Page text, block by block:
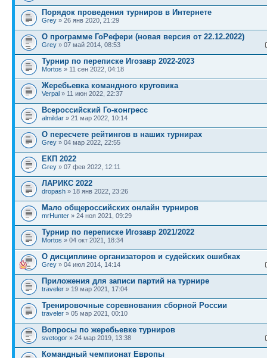
Порядок проведения турниров в Интернете
Grey » 26 янв 2020, 21:29
О программе ГоРефери (новая версия от 22.12.2022)
Grey » 07 май 2014, 08:53
Турнир по переписке Игозавр 2022-2023
Mortos » 11 сен 2022, 04:18
Жеребьевка командного круговика
Verpal » 11 июн 2022, 22:37
Всероссийский Го-конгресс
almildar » 21 мар 2022, 10:14
О пересчете рейтингов в наших турнирах
Grey » 04 мар 2022, 22:55
ЕКП 2022
Grey » 07 фев 2022, 12:11
ЛАРИКС 2022
dropash » 18 янв 2022, 23:26
Мало общероссийских онлайн турниров
mrHunter » 24 ноя 2021, 09:29
Турнир по переписке Игозавр 2021/2022
Mortos » 04 окт 2021, 18:34
О дисциплине организаторов и судейских ошибках
Grey » 04 июл 2014, 14:14
Приложения для записи партий на турнире
traveler » 19 мар 2021, 17:04
Тренировочные соревнования сборной России
traveler » 05 мар 2021, 00:10
Вопросы по жеребьевке турниров
svetogor » 24 мар 2019, 13:38
Командный чемпионат Европы